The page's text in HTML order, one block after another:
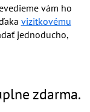
vám ho
vizitkovému
jednoducho,
zdarma.